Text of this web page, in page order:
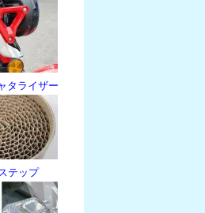
ライザー
テップ